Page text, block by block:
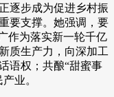
逐步成为促进乡村振
要支撑。她强调，要
作为落实新一轮千亿
质生产力，向深加工
语权；共酿“甜蜜事
业。